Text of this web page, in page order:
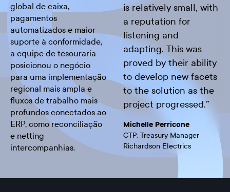
global de caixa,
pagamentos
automatizados e maior
suporte à conformidade,
a equipe de tesouraria
posicionou o negócio
para uma implementação
regional mais ampla e
fluxos de trabalho mais
profundos conectados ao
ERP, como reconciliação
e netting
intercompanhias.
is relatively small, with
a reputation for
listening and
adapting. This was
proved by their ability
to develop new facets
to the solution as the
project progressed.”
Michelle Perricone
CTP, Treasury Manager
Richardson Electrics